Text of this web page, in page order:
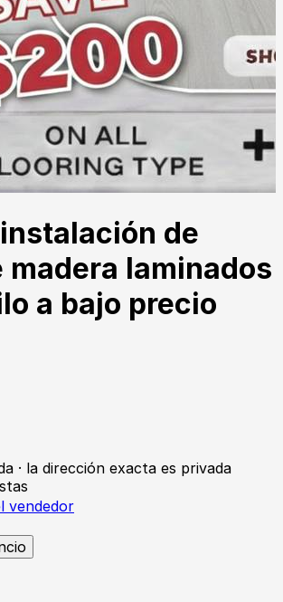
de
madera laminados
a bajo precio
· la dirección exacta es privada
vendedor